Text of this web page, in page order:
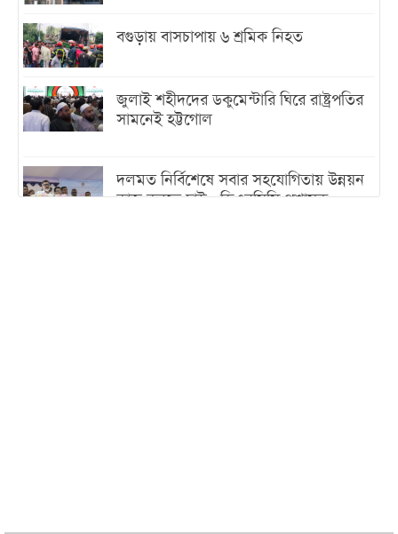
বগুড়ায় বাসচাপায় ৬ শ্রমিক নিহত
জুলাই শহীদদের ডকুমেন্টারি ঘিরে রাষ্ট্রপতির
সামনেই হট্টগোল
দলমত নির্বিশেষে সবার সহযোগিতায় উন্নয়ন
কাজ করতে চাই : ডিএনসিসি প্রশাসক